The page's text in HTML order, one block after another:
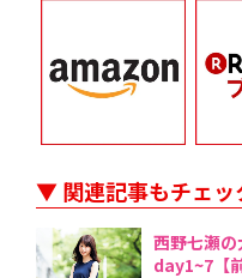
▼ 関連記事もチェッ
西野七瀬
day1~7【